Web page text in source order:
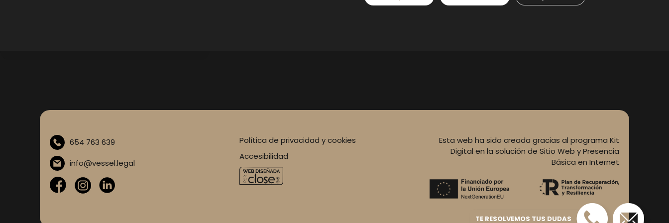
crisis o insolvencia. Nos encargamos de
654 763 639
info@vessel.legal
Política de privacidad y cookies
Accesibilidad
Esta web ha sido creada gracias al programa Kit
Digital en la solución de Sitio Web y Presencia
Básica en Internet
TE RESOLVEMOS TUS DUDAS